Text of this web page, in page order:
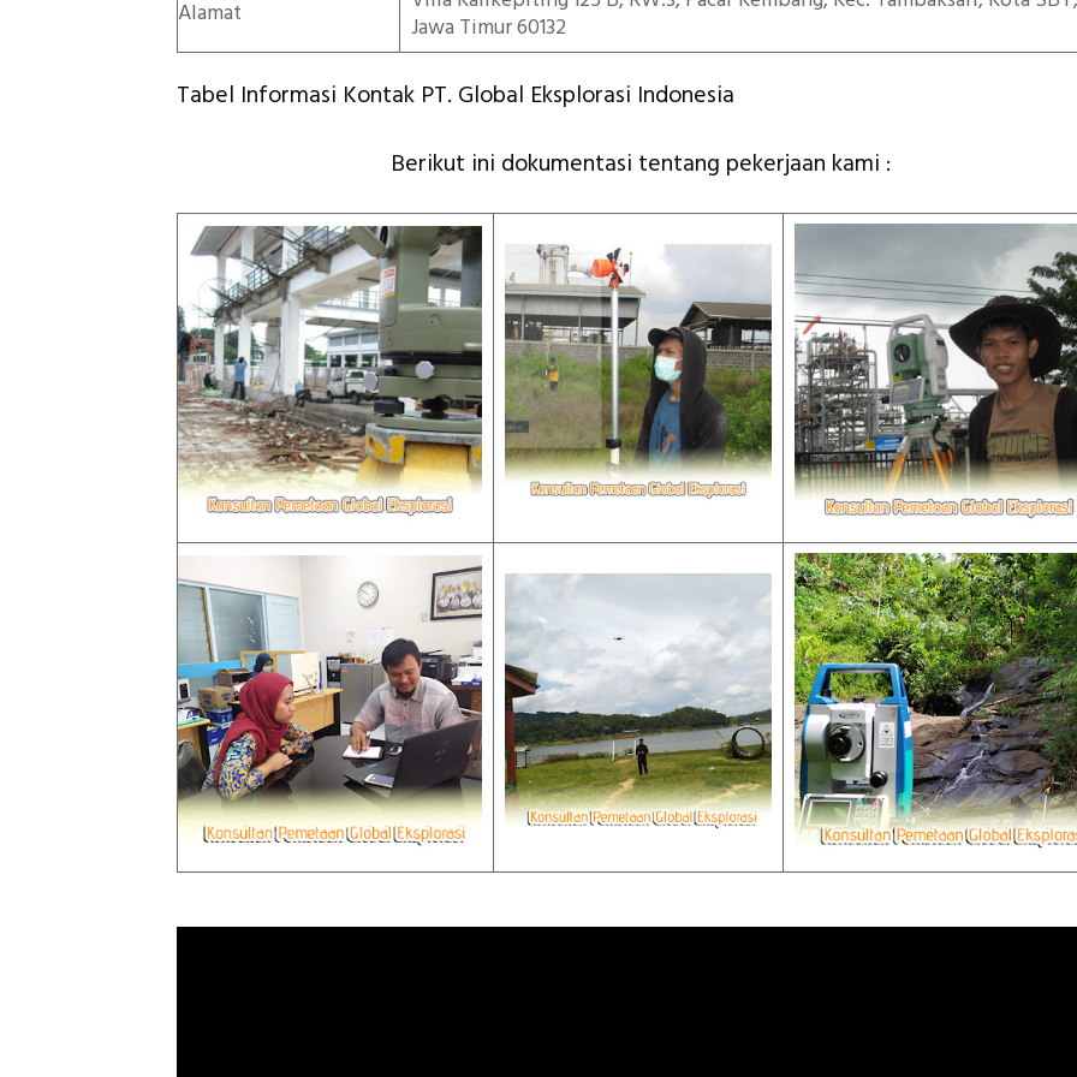
Alamat
Jawa Timur 60132
Tabel Informasi Kontak PT. Global Eksplorasi Indonesia
Berikut ini dokumentasi tentang pekerjaan kami :